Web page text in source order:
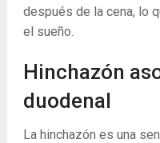
después de la cena, lo
el sueño.
Hinchazón
duodenal
La hinchazón es una